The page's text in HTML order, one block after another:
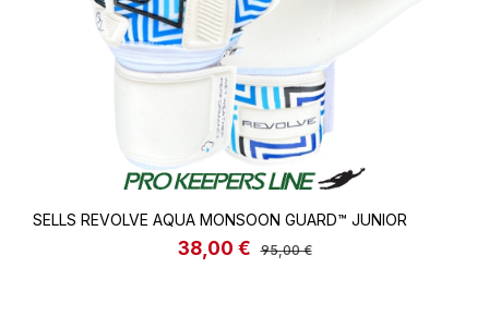
SELLS REVOLVE AQUA MONSOON GUARD™ JUNIOR
Verkaufspreis:
38,00 € Regulärer Preis:
95,00 €